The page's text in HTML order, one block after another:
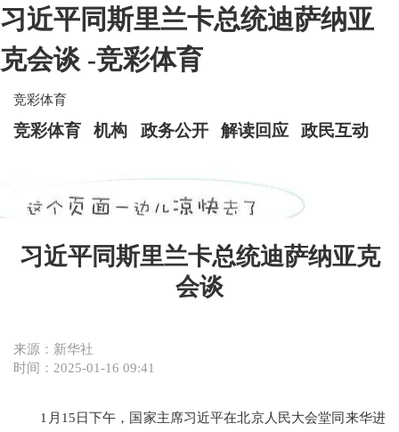
习近平同斯里兰卡总统迪萨纳亚
克会谈 -竞彩体育
竞彩体育
竞彩体育 机构 政务公开 解读回应 政民互动
习近平同斯里兰卡总统迪萨纳亚克
会谈
来源：新华社
时间：2025-01-16 09:41
1月15日下午，国家主席习近平在北京人民大会堂同来华进